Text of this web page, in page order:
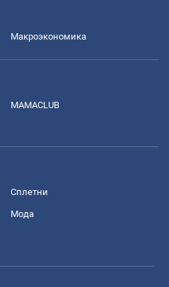
Mакроэкономика
MAMACLUB
Сплетни
Мода